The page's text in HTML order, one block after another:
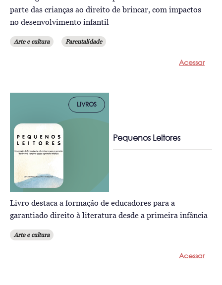
parte das crianças ao direito de brincar, com impactos
no desenvolvimento infantil
Arte e cultura Parentalidade
Acessar
LIVROS
Pequenos Leitores
Livro destaca a formação de educadores para a
garantiado direito à literatura desde a primeira infância
Arte e cultura
Acessar